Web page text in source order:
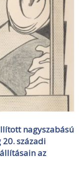
nagyszabású
századi
az